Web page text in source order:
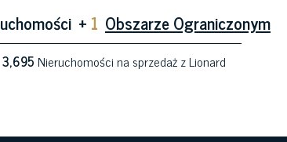
+ 1 Obszarze Ograniczonym
3,695Nieruchomości na sprzedaż z Lionard